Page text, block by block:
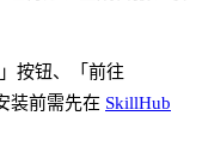
按钮、「前往
装前需先在 SkillHub